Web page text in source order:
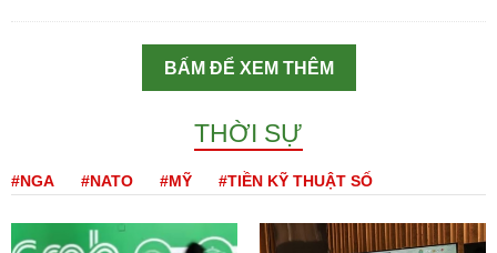
BẤM ĐỂ XEM THÊM
THỜI SỰ
#NGA #NATO #MỸ #TIỀN KỸ THUẬT SỐ